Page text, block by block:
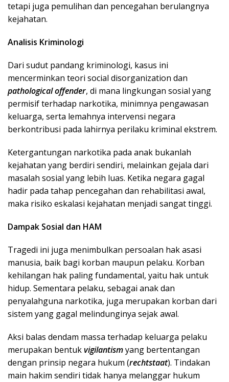
tetapi juga pemulihan dan pencegahan berulangnya
kejahatan.
Analisis Kriminologi
Dari sudut pandang kriminologi, kasus ini
mencerminkan teori social disorganization dan
pathological offender, di mana lingkungan sosial yang
permisif terhadap narkotika, minimnya pengawasan
keluarga, serta lemahnya intervensi negara
berkontribusi pada lahirnya perilaku kriminal ekstrem.
Ketergantungan narkotika pada anak bukanlah
kejahatan yang berdiri sendiri, melainkan gejala dari
masalah sosial yang lebih luas. Ketika negara gagal
hadir pada tahap pencegahan dan rehabilitasi awal,
maka risiko eskalasi kejahatan menjadi sangat tinggi.
Dampak Sosial dan HAM
Tragedi ini juga menimbulkan persoalan hak asasi
manusia, baik bagi korban maupun pelaku. Korban
kehilangan hak paling fundamental, yaitu hak untuk
hidup. Sementara pelaku, sebagai anak dan
penyalahguna narkotika, juga merupakan korban dari
sistem yang gagal melindunginya sejak awal.
Aksi balas dendam massa terhadap keluarga pelaku
merupakan bentukvigilantismyang bertentangan
dengan prinsip negara hukum (rechtstaat). Tindakan
main hakim sendiri tidak hanya melanggar hukum